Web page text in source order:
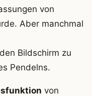
von
Aber manchmal
Bildschirm zu
Pendelns.
von